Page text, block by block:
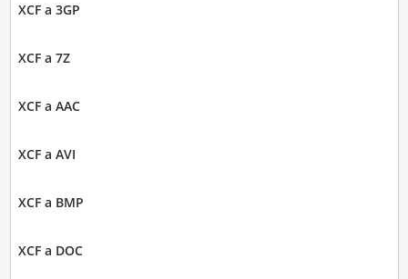
XCF a 3GP
XCF a 7Z
XCF a AAC
XCF a AVI
XCF a BMP
XCF a DOC